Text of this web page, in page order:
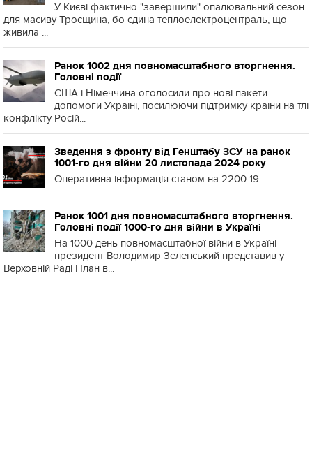
У Києві фактично "завершили" опалювальний сезон
для масиву Троєщина, бо єдина теплоелектроцентраль, що
живила ...
Ранок 1002 дня повномасштабного вторгнення.
Головні події
США і Німеччина оголосили про нові пакети
допомоги Україні, посилюючи підтримку країни на тлі
конфлікту Росій...
Зведення з фронту від Генштабу ЗСУ на ранок
1001-го дня війни 20 листопада 2024 року
Оперативна інформація станом на 2200 19
Ранок 1001 дня повномасштабного вторгнення.
Головні події 1000-го дня війни в Україні
На 1000 день повномасштабної війни в Україні
президент Володимир Зеленський представив у
Верховній Раді План в...